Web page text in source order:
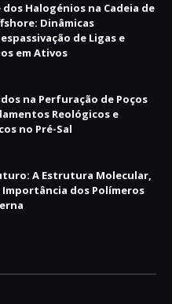
Halogénios na Cadeia de
Dinâmicas
de Ligas e
em Ativos
na Perfuração de Poços
Reológicos e
no Pré-Sal
A Estrutura Molecular,
Importância dos Polímeros